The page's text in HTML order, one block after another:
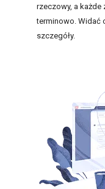
rzeczowy, a każde
terminowo. Widać
szczegóły.